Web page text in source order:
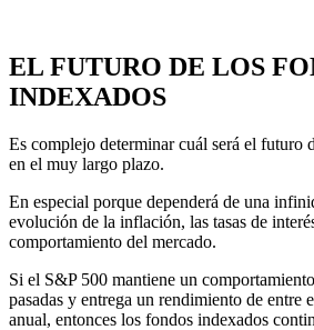
EL FUTURO DE LOS
INDEXADOS
Es complejo determinar cuál será el futuro
en el muy largo plazo.
En especial porque dependerá de una
evolución de la inflación, las tasas de
comportamiento del mercado.
Si el S&P 500 mantiene un
pasadas y entrega un rendimiento de entre
anual, entonces los fondos indexados